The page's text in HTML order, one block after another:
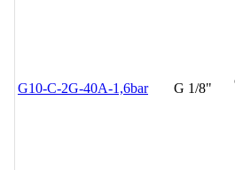
G10-C-2G-40A-1,6bar G 1/8"